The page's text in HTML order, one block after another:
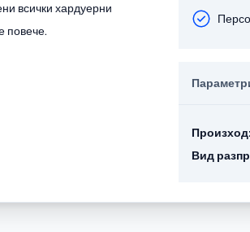
всички хардуерни
повече.
Произход:
Вид